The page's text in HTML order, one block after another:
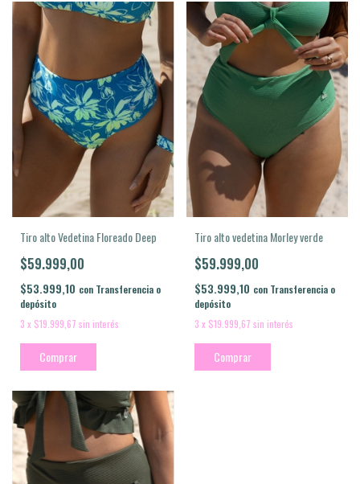
Tiro alto Vedetina Floreado Deep
$59.999,00
$53.999,10 con Transferencia o
depósito
3 x $19.999,67 sin interés
Comprar
Tiro alto vedetina Morley verde
$59.999,00
$53.999,10 con Transferencia o
depósito
3 x $19.999,67 sin interés
Comprar